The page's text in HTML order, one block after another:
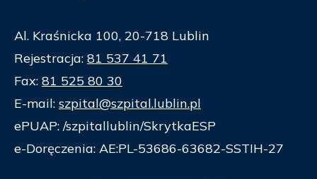
Al. Kraśnicka 100, 20-718 Lublin
Rejestracja: 81 537 41 71
Fax: 81 525 80 30
E-mail: szpital@szpital.lublin.pl
ePUAP: /szpitallublin/SkrytkaESP
e-Doręczenia: AE:PL-53686-63682-SSTIH-27